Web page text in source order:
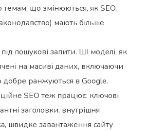
темам, що змінюються, як SEO,
мають більше
пошукові запити. ШІ моделі, як
на масиві даних, включаючи
добре ранжуються в Google.
SEO теж працює: ключові
заголовки, внутрішня
швидке завантаження сайту